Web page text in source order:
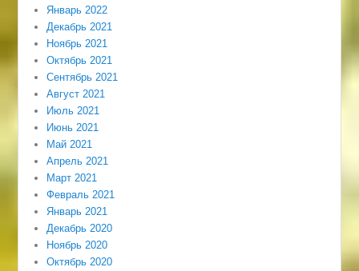
Январь 2022
Декабрь 2021
Ноябрь 2021
Октябрь 2021
Сентябрь 2021
Август 2021
Июль 2021
Июнь 2021
Май 2021
Апрель 2021
Март 2021
Февраль 2021
Январь 2021
Декабрь 2020
Ноябрь 2020
Октябрь 2020